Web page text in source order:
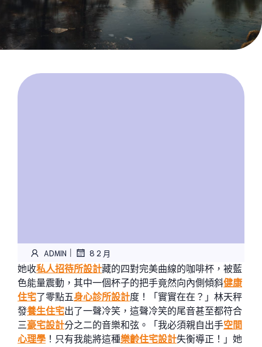
ADMIN | 8 2 月
她收私人招待所設計藏的四對完美曲線的咖啡杯，被藍
色能量震動，其中一個杯子的把手竟然向內側傾斜健康
住宅了零點五身心診所設計度！「實實在在？」林天秤
發養生住宅出了一聲冷笑，這聲冷笑的尾音甚至都符合
三豪宅設計分之二的音樂和弦。「我必須親自出手空間
心理學 ！只有我能將這種樂齡住宅設計失衡導正！」她